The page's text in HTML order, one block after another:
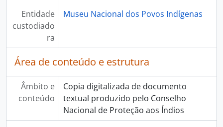
Entidade
custodiado
ra
Museu Nacional dos Povos Indígenas
Área de conteúdo e estrutura
Âmbito e
conteúdo
Copia digitalizada de documento
textual produzido pelo Conselho
Nacional de Proteção aos Índios